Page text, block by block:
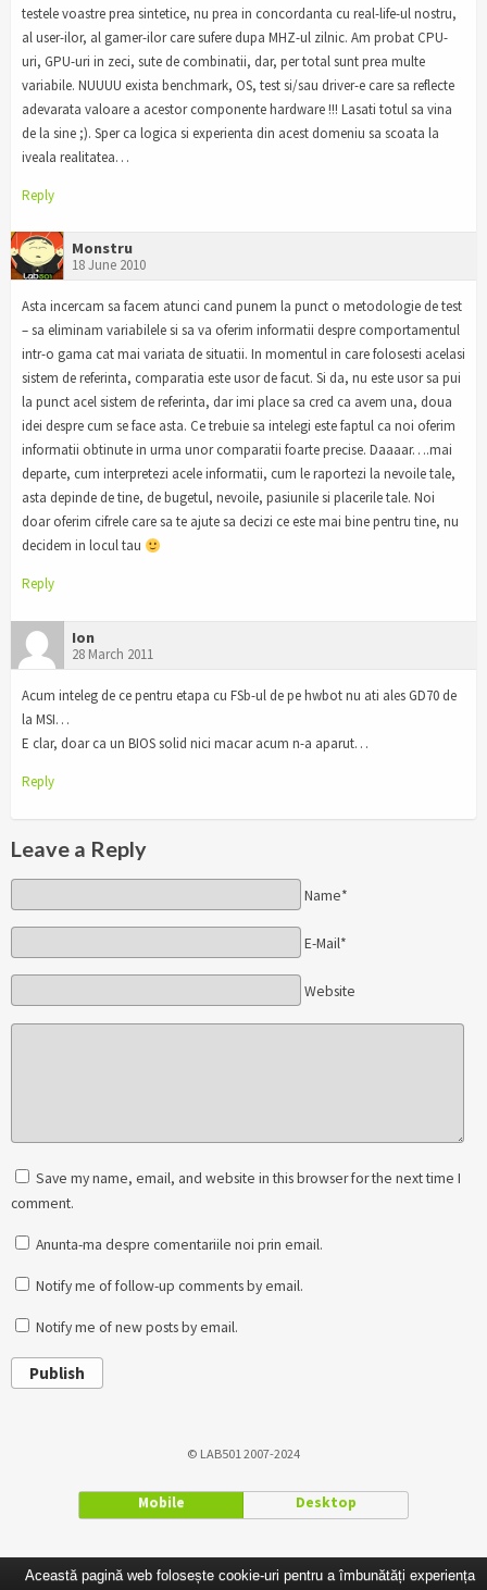
testele voastre prea sintetice, nu prea in concordanta cu real-life-ul nostru,
al user-ilor, al gamer-ilor care sufere dupa MHZ-ul zilnic. Am probat CPU-
uri, GPU-uri in zeci, sute de combinatii, dar, per total sunt prea multe
variabile. NUUUU exista benchmark, OS, test si/sau driver-e care sa reflecte
adevarata valoare a acestor componente hardware !!! Lasati totul sa vina
de la sine ;). Sper ca logica si experienta din acest domeniu sa scoata la
iveala realitatea…
Reply
Monstru
18 June 2010
Asta incercam sa facem atunci cand punem la punct o metodologie de test
– sa eliminam variabilele si sa va oferim informatii despre comportamentul
intr-o gama cat mai variata de situatii. In momentul in care folosesti acelasi
sistem de referinta, comparatia este usor de facut. Si da, nu este usor sa pui
la punct acel sistem de referinta, dar imi place sa cred ca avem una, doua
idei despre cum se face asta. Ce trebuie sa intelegi este faptul ca noi oferim
informatii obtinute in urma unor comparatii foarte precise. Daaaar….mai
departe, cum interpretezi acele informatii, cum le raportezi la nevoile tale,
asta depinde de tine, de bugetul, nevoile, pasiunile si placerile tale. Noi
doar oferim cifrele care sa te ajute sa decizi ce este mai bine pentru tine, nu
decidem in locul tau
Reply
Ion
28 March 2011
Acum inteleg de ce pentru etapa cu FSb-ul de pe hwbot nu ati ales GD70 de
la MSI…
E clar, doar ca un BIOS solid nici macar acum n-a aparut…
Reply
Leave a Reply
Name*
E-Mail*
Website
Save my name, email, and website in this browser for the next time I
comment.
Anunta-ma despre comentariile noi prin email.
Notify me of follow-up comments by email.
Notify me of new posts by email.
Publish
© LAB501 2007-2024
Mobile Desktop
Această pagină web folosește cookie-uri pentru a îmbunătăți experiența